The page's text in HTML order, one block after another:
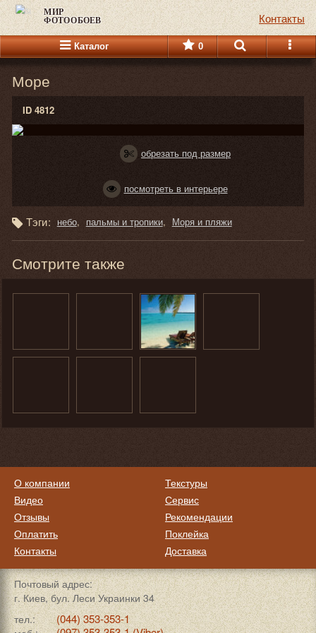
МИР
ФОТООБОЕВ Контакты
Каталог 0
Море
ID 4812
обрезать под размер
посмотреть в интерьере
Тэги: небо пальмы и тропики Моря и пляжи
Смотрите также
О компании
Видео
Отзывы
Оплатить
Контакты
Текстуры
Сервис
Рекомендации
Поклейка
Доставка
Почтовый адрес:
г. Киев, бул. Леси Украинки 34
тел.:
(044) 353-353-1